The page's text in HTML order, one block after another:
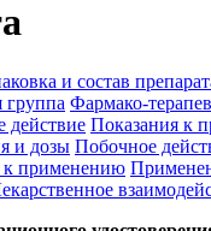
и состав
группа Фармако-
действие Показания к
и дозы Побочное
к применению